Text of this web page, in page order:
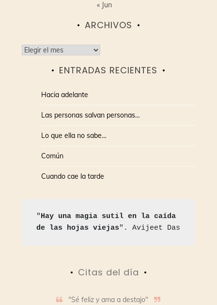
« Jun
ARCHIVOS
Archivos
ENTRADAS RECIENTES
Hacia adelante
Las personas salvan personas…
Lo que ella no sabe…
Común
Cuando cae la tarde
"Hay una magia sutil en la caída
de las hojas viejas". Avijeet Das
Citas del día
"Sé feliz y ama a destajo"